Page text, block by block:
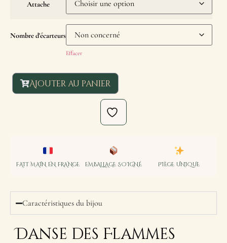
Attache
Nombre d'écarteurs
Effacer
Ajouter au panier
FAIT MAIN EN FRANCE EMBALLAGE SOIGNÉ PIÈCE UNIQUE
Caractéristiques du bijou
Danse des Flammes